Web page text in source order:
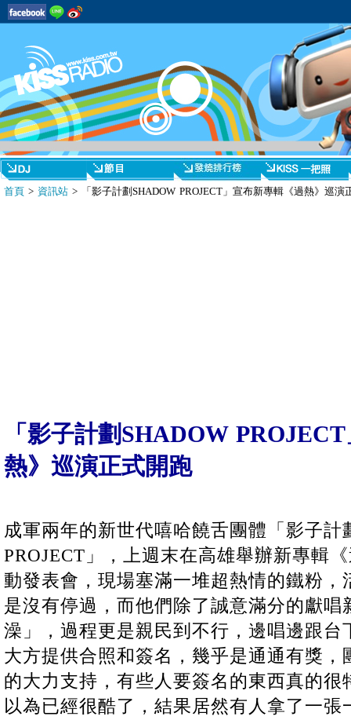
首頁 > 資訊站 > 「影子計劃SHADOW PROJECT」宣布新專輯《過熱》巡演
「影子計劃SHADOW
熱》巡演正式開跑
成軍兩年的新世代嘻哈饒舌團體「影子計
PROJECT」，上週末在高雄舉辦新專輯
動發表會，現場塞滿一堆超熱情的鐵粉，
是沒有停過，而他們除了誠意滿分的獻唱
澡」，過程更是親民到不行，邊唱邊跟台
大方提供合照和簽名，幾乎是通通有獎
的大力支持，有些人要簽名的東西真的
以為已經很酷了，結果居然有人拿了一